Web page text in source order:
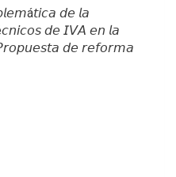
𝘥𝘦 𝘭𝘢
𝘥𝘦 𝘐𝘝𝘈 𝘦𝘯 𝘭𝘢
𝘥𝘦 𝘳𝘦𝘧𝘰𝘳𝘮𝘢